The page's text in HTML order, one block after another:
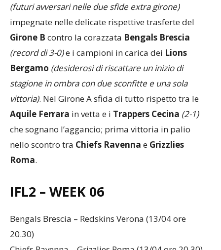
sfide deiRedskins Veronae deiSaints Padova
(futuri avversari nelle due sfide extra girone)
impegnate nelle delicate rispettive trasferte del
Girone Bcontro la corazzataBengals Brescia
(record di 3-0)e i campioni in carica deiLions
Bergamo(desiderosi di riscattare un inizio di
stagione in ombra con due sconfitte e una sola
vittoria) . Nel Girone A sfida di tutto rispetto tra le
Aquile Ferrarain vetta e iTrappers Cecina(2-1)
che sognano l’aggancio; prima vittoria in palio
nello scontro tra
Bengals Brescia – Redskins Verona (13/04 ore